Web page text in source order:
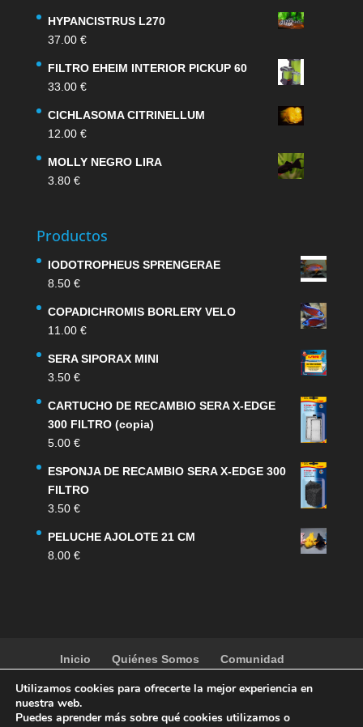
HYPANCISTRUS L270
37.00 €
FILTRO EHEIM INTERIOR PICKUP 60
33.00 €
CICHLASOMA CITRINELLUM
12.00 €
MOLLY NEGRO LIRA
3.80 €
Productos
IODOTROPHEUS SPRENGERAE
8.50 €
COPADICHROMIS BORLERY VELO
11.00 €
SERA SIPORAX MINI
3.50 €
CARTUCHO DE RECAMBIO SERA X-EDGE
300 FILTRO (copia)
5.00 €
ESPONJA DE RECAMBIO SERA X-EDGE 300
FILTRO
3.50 €
PELUCHE AJOLOTE 21 CM
8.00 €
Inicio Quiénes Somos
Comunidad
Contacto
Tienda
Utilizamos cookies para ofrecerte la mejor experiencia en
nuestra web.
Puedes aprender más sobre qué cookies utilizamos o